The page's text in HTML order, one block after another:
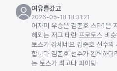
여유를갔고
2026-05-18 18:31:21
어자피 우승은 김준호 스타1은
해외는 저그 테란 프로토스 비
토스가 강세네요 김준호 선수의
합니다 김준호 선수가 완벽하
는 토스가 최고다 파이팅